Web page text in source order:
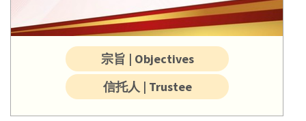
宗旨 | Objectives
信托人 | Trustee